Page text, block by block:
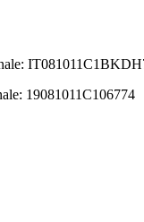
19081011C106774